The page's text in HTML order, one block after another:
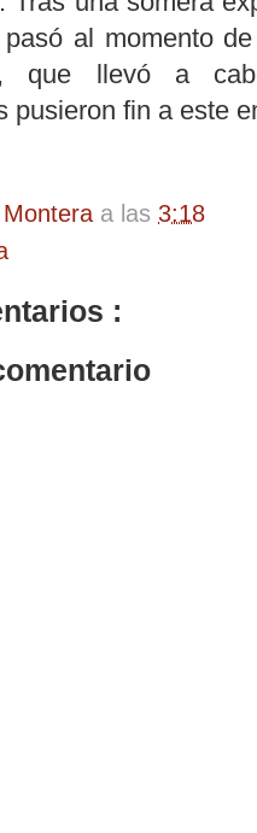
al momento
que llevó a
pusieron fin a este
a las 3:18
: